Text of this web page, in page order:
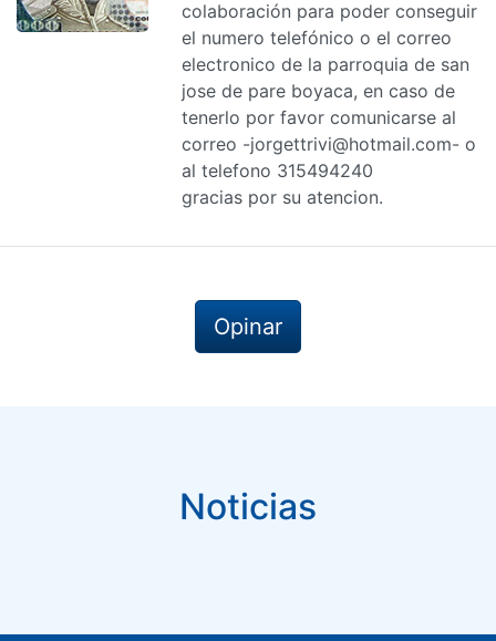
colaboración para poder conseguir
el numero telefónico o el correo
electronico de la parroquia de san
jose de pare boyaca, en caso de
tenerlo por favor comunicarse al
correo -jorgettrivi@hotmail.com- o
al telefono 315494240
gracias por su atencion.
Opinar
Noticias